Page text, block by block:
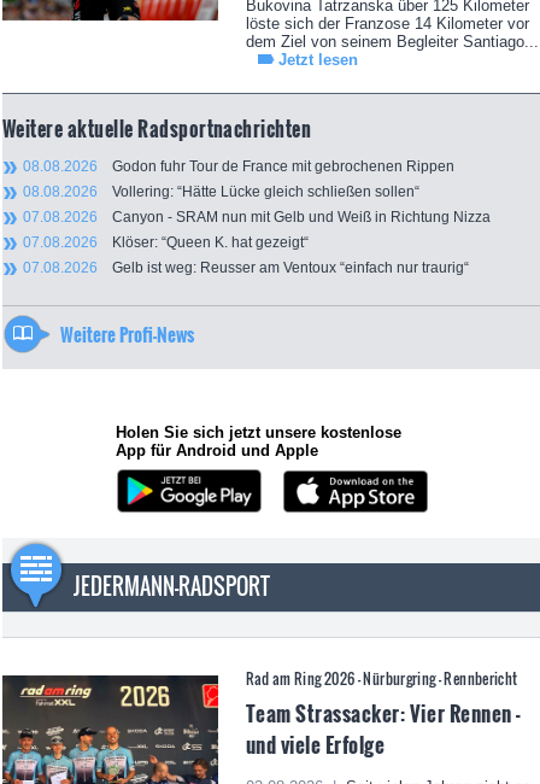
Bukovina Tatrzanska über 125 Kilometer
löste sich der Franzose 14 Kilometer vor
dem Ziel von seinem Begleiter Santiago...
Jetzt lesen
Weitere aktuelle Radsportnachrichten
08.08.2026 Godon fuhr Tour de France mit gebrochenen Rippen
08.08.2026 Vollering: “Hätte Lücke gleich schließen sollen“
07.08.2026 Canyon - SRAM nun mit Gelb und Weiß in Richtung Nizza
07.08.2026 Klöser: “Queen K. hat gezeigt“
07.08.2026 Gelb ist weg: Reusser am Ventoux “einfach nur traurig“
Weitere Profi-News
Holen Sie sich jetzt unsere kostenlose
App für Android und Apple
JEDERMANN-RADSPORT
Rad am Ring 2026 - Nürburgring - Rennbericht
Team Strassacker: Vier Rennen -
und viele Erfolge